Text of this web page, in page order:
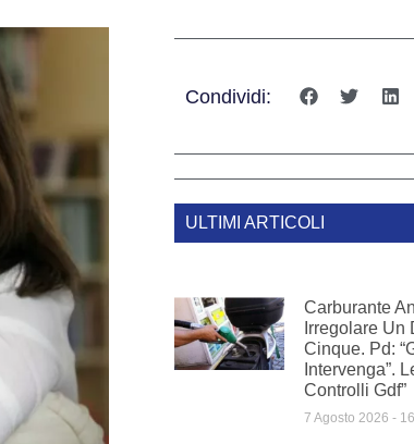
Condividi:
ULTIMI ARTICOLI
Carburante
Irregolare Un
Cinque. Pd:
Intervenga”.
Controlli Gdf”
7 Agosto 2026